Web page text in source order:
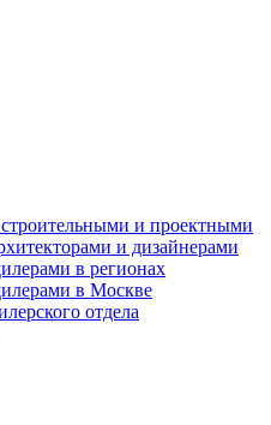
и проектными
и дизайнерами
в регионах
в Москве
отдела